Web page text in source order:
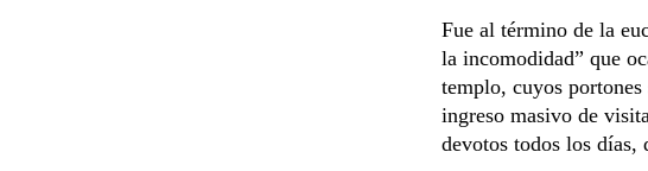
Fue al término de la
la incomodidad” que
templo, cuyos
ingreso masivo de
devotos todos los días,